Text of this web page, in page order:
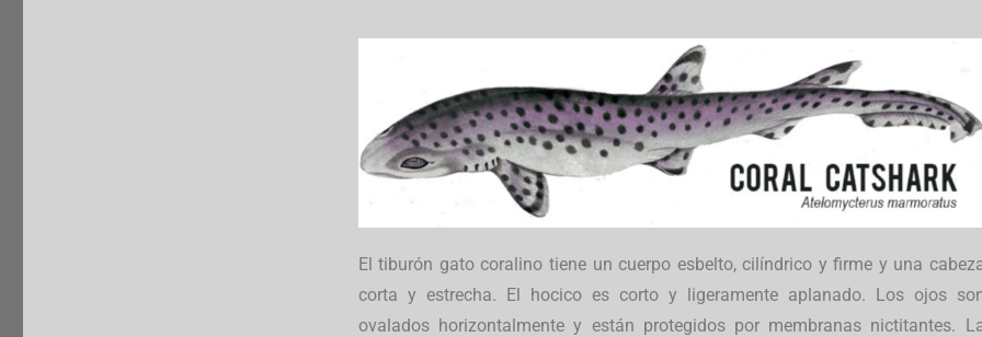
El tiburón gato coralino tiene un cuerpo esbelto, cilíndrico y firme y una
corta y estrecha. El hocico es corto y ligeramente aplanado. Los ojos
ovalados horizontalmente y están protegidos por membranas nictitantes.